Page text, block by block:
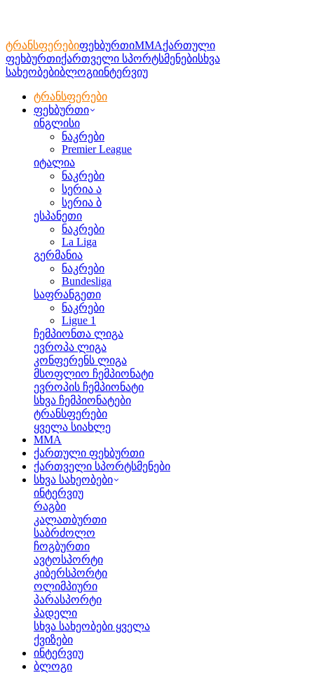
ტრანსფერებიფეხბურთიMMAქართული
ფეხბურთიქართველი სპორტსმენებისხვა
სახეობებიბლოგიინტერვიუ
ტრანსფერები
ფეხბურთი
ინგლისი
ნაკრები
Premier League
იტალია
ნაკრები
სერია ა
სერია ბ
ესპანეთი
ნაკრები
La Liga
გერმანია
ნაკრები
Bundesliga
საფრანგეთი
ნაკრები
Ligue 1
ჩემპიონთა ლიგა
ევროპა ლიგა
კონფერენს ლიგა
მსოფლიო ჩემპიონატი
ევროპის ჩემპიონატი
სხვა ჩემპიონატები
ტრანსფერები
ყველა სიახლე
MMA
ქართული ფეხბურთი
ქართველი სპორტსმენები
სხვა სახეობები
ინტერვიუ
რაგბი
კალათბურთი
საბრძოლო
ჩოგბურთი
ავტოსპორტი
კიბერსპორტი
ოლიმპიური
პარასპორტი
პადელი
სხვა სახეობები ყველა
ქვიზები
ინტერვიუ
ბლოგი